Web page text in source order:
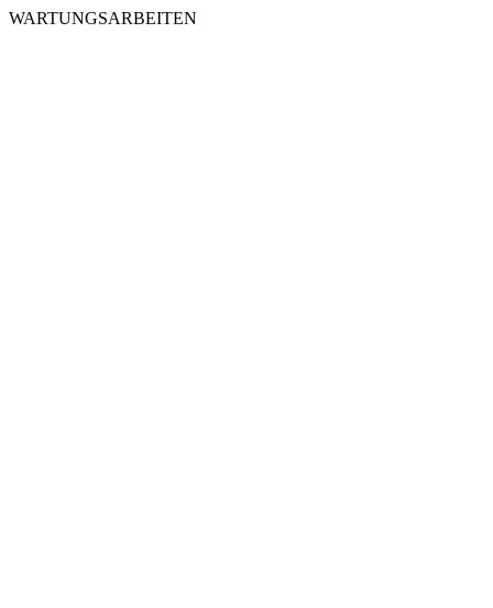
WARTUNGSARBEITEN